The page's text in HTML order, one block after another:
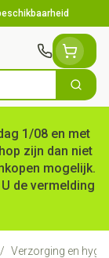
Zoek
1/08 en met
zijn dan niet
mogelijk.
de vermelding
/ Verzorging en